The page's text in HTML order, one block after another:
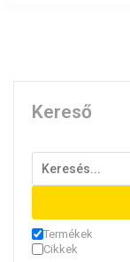
Kereső
Termékek
Cikkek